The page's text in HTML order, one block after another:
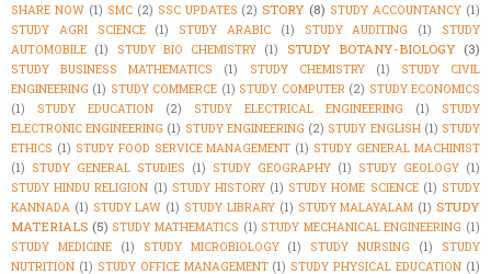
SHARE NOW (1) SMC (2) SSC UPDATES (2) STORY (8) STUDY ACCOUNTANCY (1)
STUDY AGRI SCIENCE
(1) STUDY ARABIC (1) STUDY AUDITING (1)
STUDY
AUTOMOBILE (1) STUDY BIO CHEMISTRY (1) STUDY BOTANY-BIOLOGY (3)
STUDY BUSINESS MATHEMATICS (1) STUDY CHEMISTRY (1)
STUDY CIVIL
ENGINEERING (1) STUDY COMMERCE (1) STUDY COMPUTER (2) STUDY ECONOMICS
(1)
STUDY EDUCATION (2) STUDY ELECTRICAL ENGINEERING (1)
STUDY
ELECTRONIC ENGINEERING (1) STUDY ENGINEERING (2) STUDY ENGLISH (1) STUDY
ETHICS (1) STUDY FOOD SERVICE MANAGEMENT (1) STUDY GENERAL MACHINIST
(1) STUDY GENERAL STUDIES (1) STUDY GEOGRAPHY (1) STUDY GEOLOGY (1)
STUDY HINDU RELIGION (1) STUDY HISTORY (1) STUDY HOME SCIENCE (1) STUDY
KANNADA (1) STUDY LAW (1) STUDY LIBRARY (1) STUDY MALAYALAM (1) STUDY
MATERIALS (5) STUDY MATHEMATICS (1) STUDY MECHANICAL ENGINEERING (1)
STUDY MEDICINE
(1) STUDY MICROBIOLOGY (1) STUDY NURSING (1)
STUDY
NUTRITION (1) STUDY OFFICE MANAGEMENT (1) STUDY PHYSICAL EDUCATION (1)